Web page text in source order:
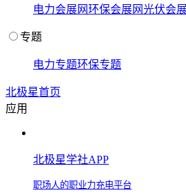
电力会展网环保会展网光伏会
专题
电力专题环保专题
北极星首页
应用
北极星学社APP
职场人的职业力充电平台